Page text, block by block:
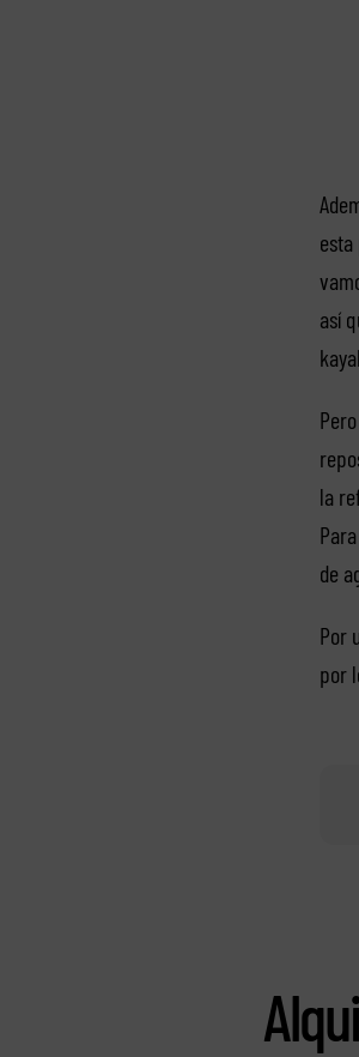
así
la
de
Por
por